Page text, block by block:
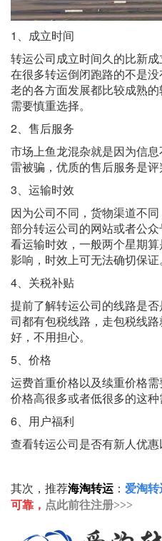
1、成立时间
转运公司成立时间久的比新
在很多转运倒闭跑路的不是
老的各方面发展都比较成熟
需要慎重选择。
2、售后服务
市场上鱼龙混杂就是因为信
雷被骗，优质的售后服务是
3、运输时效
因为公司不同，货物渠道不
部分转运公司的网站或者公
看运输时效，一般两个星期
影响，时效上可无法确切保证。
4、关税补贴
提前了解转运公司的线路是
司都有包税线路，走包税线
好，不用担心。
5、价格
运费首重价格以及续重价格
价格高很多或者低很多的这
6、用户福利
查看转运公司是否有新人优惠
其次，推荐海淘转运 ： 爱淘转
可靠， 点此前往注册>>>